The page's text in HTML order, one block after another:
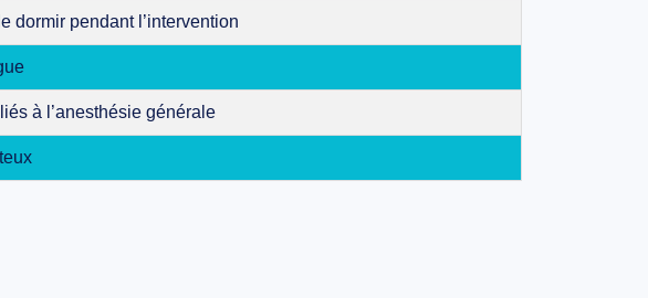
dormir pendant l’intervention
à l’anesthésie générale